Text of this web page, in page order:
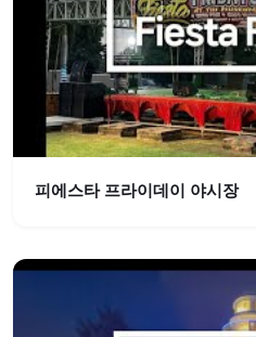
피에스타 프라이데이 야시장